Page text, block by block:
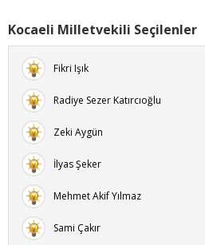
Kocaeli Milletvekili Seçilenler
Fikri Işık
Radiye Sezer Katırcıoğlu
Zeki Aygün
İlyas Şeker
Mehmet Akif Yılmaz
Sami Çakır